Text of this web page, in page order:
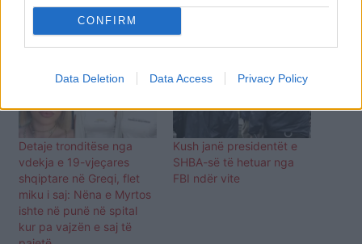
CONFIRM
Data Deletion Data Access Privacy Policy
Detaje tronditëse nga
vdekja e 19-vjeçares
shqiptare në Greqi, flet
miku i saj: Nëna e Myrtos
ishte në punë në spital
kur pa vajzën e saj të
Kush janë presidentët e
SHBA-së të hetuar nga
FBI ndër vite